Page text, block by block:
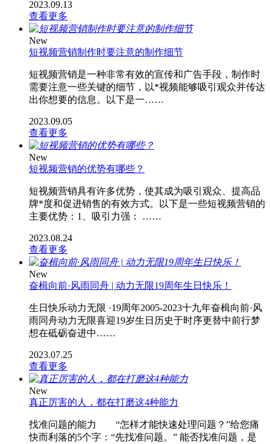
2023.09.13
查看更多
New
短视频营销制作时要注意的制作细节
短视频营销是一种非常有效的宣传和广告手段，制作时
需要注意一些关键的细节，以*视频能够吸引观众并传达
出你想要的信息。以下是一……
2023.09.05
查看更多
New
短视频营销的优势有哪些？
短视频营销具有许多优势，使其成为吸引观众、提高品
牌*度和促进销售的有效方式。以下是一些短视频营销的
主要优势：1、吸引力强： ……
2023.08.24
查看更多
New
奋楫向前·风雨同舟 | 动力无限19周年生日快乐！
生日快乐动力无限 ·19周年2005-2023十九年奋楫向前·风
雨同舟动力无限喜迎19岁生日历史于时序更替中前行梦
想在砥砺奋进中……
2023.07.25
查看更多
New
真正厉害的人，都在打磨这4种能力
找准问题的能力 “怎样才能快速处理问题？”给您痛
快而利落的5个字：“先找准问题。” 能否找准问题，是